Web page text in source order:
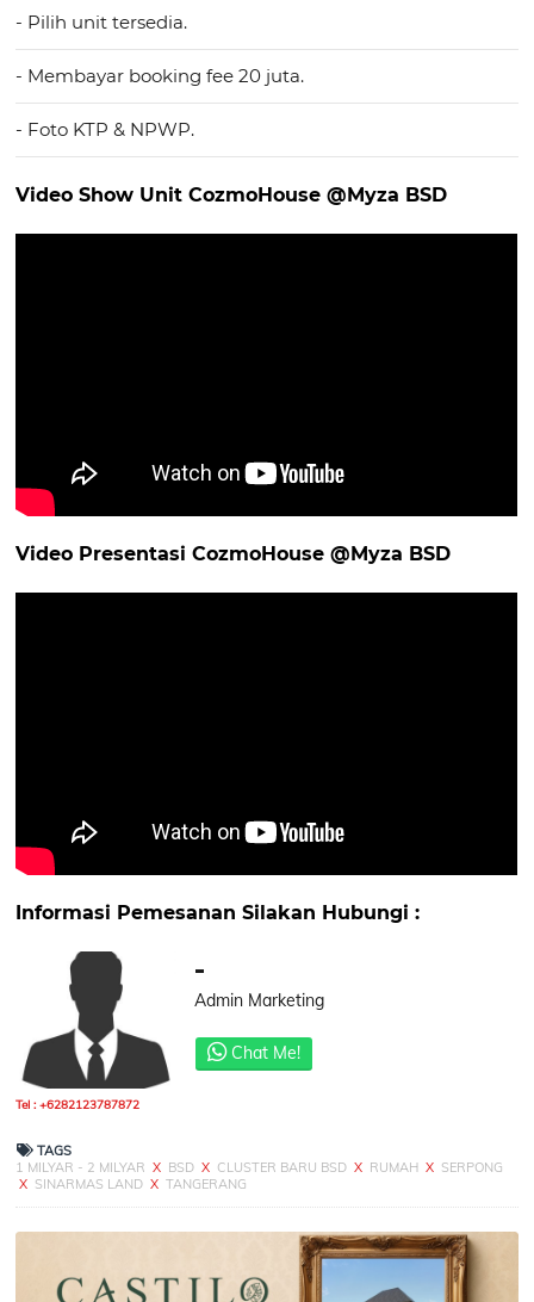
- Pilih unit tersedia.
- Membayar booking fee 20 juta.
- Foto KTP & NPWP.
Video Show Unit CozmoHouse @Myza BSD
Video Presentasi CozmoHouse @Myza BSD
Informasi Pemesanan Silakan Hubungi :
Tel : +6282123787872
-
Admin Marketing
Chat Me!
TAGS
1 MILYAR - 2 MILYAR X BSD X CLUSTER BARU BSD X RUMAH X SERPONG
X SINARMAS LAND X TANGERANG